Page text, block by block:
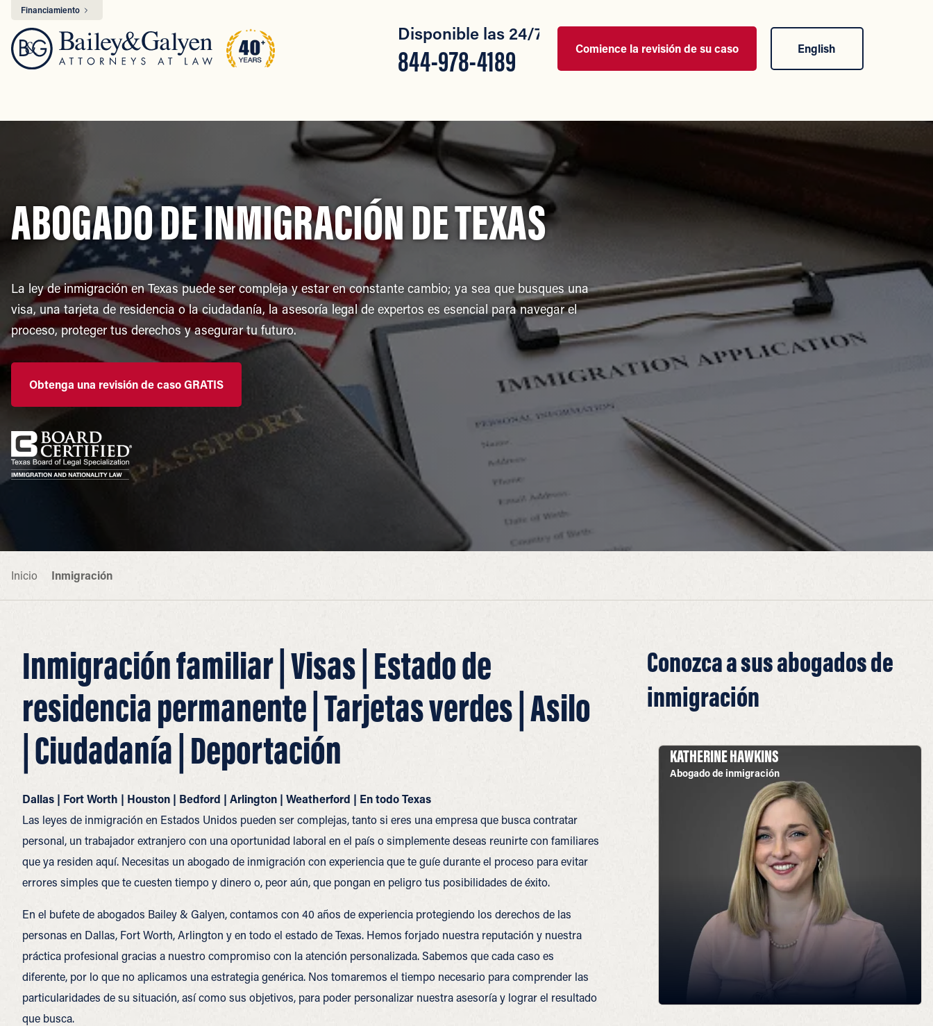
Financiamiento
Disponible las 24/7
844-978-4189 Comience la revisión de su caso English
ABOGADO DE INMIGRACIÓN DE TEXAS
La ley de inmigración en Texas puede ser compleja y estar en constante cambio; ya sea que busques una
visa, una tarjeta de residencia o la ciudadanía, la asesoría legal de expertos es esencial para navegar el
proceso, proteger tus derechos y asegurar tu futuro.
Obtenga una revisión de caso GRATIS
Inicio Inmigración
Inmigración familiar | Visas | Estado de
residencia permanente | Tarjetas verdes | Asilo
| Ciudadanía | Deportación
Dallas | Fort Worth | Houston | Bedford | Arlington | Weatherford | En todo Texas
Las leyes de inmigración en Estados Unidos pueden ser complejas, tanto si eres una empresa que busca contratar
personal, un trabajador extranjero con una oportunidad laboral en el país o simplemente deseas reunirte con familiares
que ya residen aquí. Necesitas un abogado de inmigración con experiencia que te guíe durante el proceso para evitar
errores simples que te cuesten tiempo y dinero o, peor aún, que pongan en peligro tus posibilidades de éxito.
En el bufete de abogados Bailey & Galyen, contamos con 40 años de experiencia protegiendo los derechos de las
personas en Dallas, Fort Worth, Arlington y en todo el estado de Texas. Hemos forjado nuestra reputación y nuestra
práctica profesional gracias a nuestro compromiso con la atención personalizada. Sabemos que cada caso es
diferente, por lo que no aplicamos una estrategia genérica. Nos tomaremos el tiempo necesario para comprender las
particularidades de su situación, así como sus objetivos, para poder personalizar nuestra asesoría y lograr el resultado
que busca.
Conozca a sus abogados de
inmigración
KATHERINE HAWKINS
Abogado de inmigración